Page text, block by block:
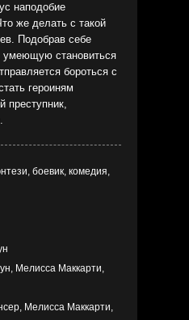
наподобие
же делать с такой
Подобрав себе
умеющую становиться
бороться с
героиням
преступник,
боевик, комедия,
Мелисса Маккарти,
Мелисса Маккарти,